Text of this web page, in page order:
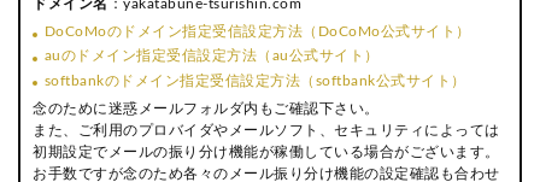
ドメイン名 ：yakatabune-tsurishin.com
DoCoMoのドメイン指定受信設定方法（DoCoMo公式サイト）
auのドメイン指定受信設定方法（au公式サイト）
softbankのドメイン指定受信設定方法（softbank公式サイト）
念のために迷惑メールフォルダ内もご確認下さい。
また、ご利用のプロバイダやメールソフト、セキュリティによっては
初期設定でメールの振り分け機能が稼働している場合がございます。
お手数ですが念のため各々のメール振り分け機能の設定確認も合わせ